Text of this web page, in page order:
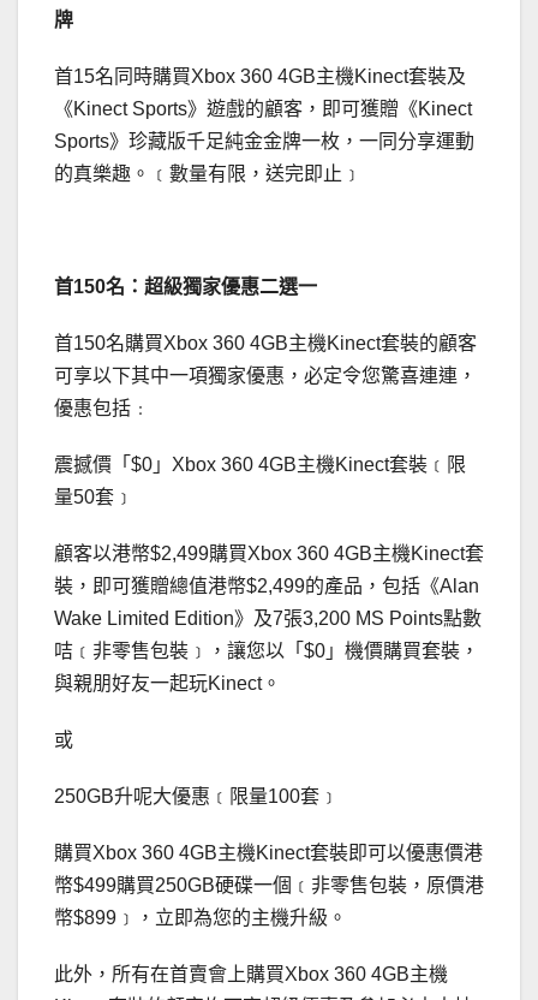
牌
首15名同時購買Xbox 360 4GB主機Kinect套裝及
《Kinect Sports》遊戲的顧客，即可獲贈《Kinect
Sports》珍藏版千足純金金牌一枚，一同分享運動
的真樂趣。﹝數量有限，送完即止﹞
首150名：超級獨家優惠二選一
首150名購買Xbox 360 4GB主機Kinect套裝的顧客
可享以下其中一項獨家優惠，必定令您驚喜連連，
優惠包括﹕
震撼價「$0」Xbox 360 4GB主機Kinect套裝﹝限
量50套﹞
顧客以港幣$2,499購買Xbox 360 4GB主機Kinect套
裝，即可獲贈總值港幣$2,499的產品，包括《Alan
Wake Limited Edition》及7張3,200 MS Points點數
咭﹝非零售包裝﹞，讓您以「$0」機價購買套裝，
與親朋好友一起玩Kinect。
或
250GB升呢大優惠﹝限量100套﹞
購買Xbox 360 4GB主機Kinect套裝即可以優惠價港
幣$499購買250GB硬碟一個﹝非零售包裝，原價港
幣$899﹞，立即為您的主機升級。
此外，所有在首賣會上購買Xbox 360 4GB主機